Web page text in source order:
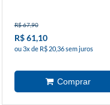
R$ 67,90
R$ 61,10
ou 3x de R$ 20,36 sem juros